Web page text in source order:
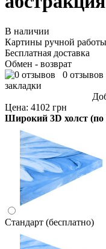
В наличии
Картины ручной работы
Бесплатная доставка
Обмен - возврат
0 отзывов
закладки
Цена: 4102 грн
Широкий 3D холст
Стандарт (бесплатно)